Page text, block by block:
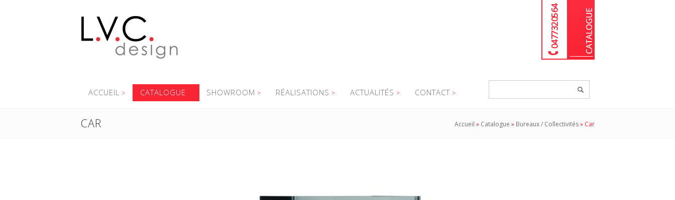
04 77 32 05 64
ACCUEIL CATALOGUE SHOWROOM RÉALISATIONS ACTUALITÉS CONTACT
CAR Accueil » Catalogue » Bureaux / Collectivités» Car